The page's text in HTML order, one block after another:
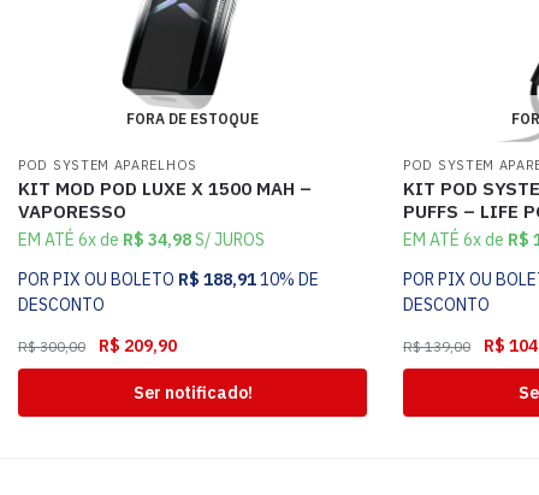
FORA DE ESTOQUE
POD SYSTEM APARELHOS
KIT MOD POD LUXE X 1500 MAH –
VAPORESSO
EM ATÉ 6x de R$ 34,98S/ JUROS
POR PIX OU BOLETO R$ 188,9110% DE
DESCONTO
R$300,00 R$ 209,90
Ser notificado!
POD SYSTEM
KIT POD
PUFFS – LIFE
EM ATÉ 6x de R$
POR PIX OU
DESCONTO
R$139,00 R$